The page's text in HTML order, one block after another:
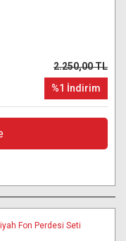
2.250,00 TL
%1 İndirim